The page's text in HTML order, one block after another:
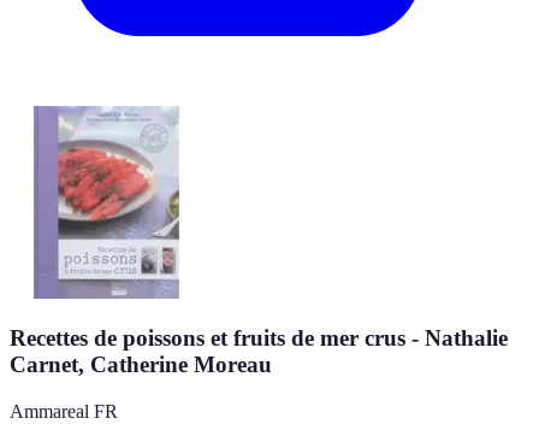
Recettes de poissons et fruits de mer crus - Nathalie
Carnet, Catherine Moreau
Ammareal FR